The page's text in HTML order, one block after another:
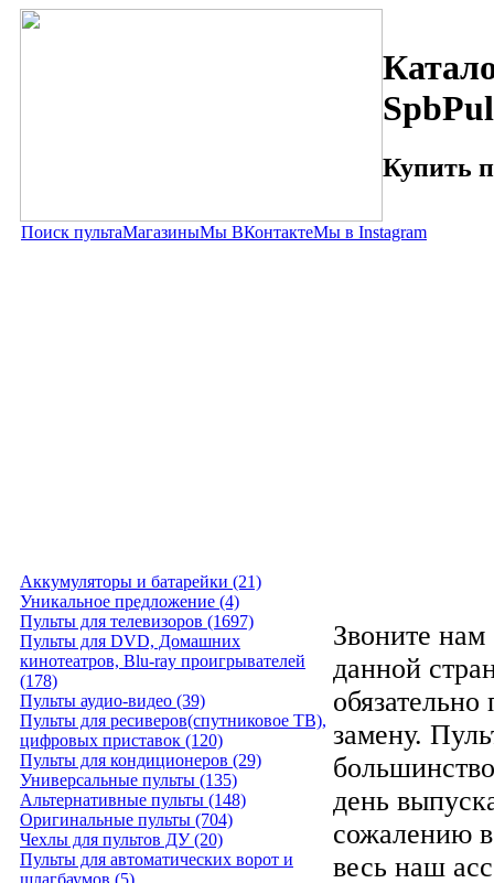
Купить
Поиск пультаМагазиныМы ВКонтактеМы в Instagram
Аккумуляторы и батарейки (21)
Уникальное предложение (4)
Пульты для телевизоров (1697)
Пульты для DVD, Домашних
кинотеатров, Blu-ray проигрывателей
(178)
Пульты аудио-видео (39)
Пульты для ресиверов(спутниковое ТВ),
цифровых приставок (120)
Пульты для кондиционеров (29)
Универсальные пульты (135)
Альтернативные пульты (148)
Оригинальные пульты (704)
Чехлы для пультов ДУ (20)
Пульты для автоматических ворот и
шлагбаумов (5)
Звоните нам
данной
замену.
день
сожалению
весь наш